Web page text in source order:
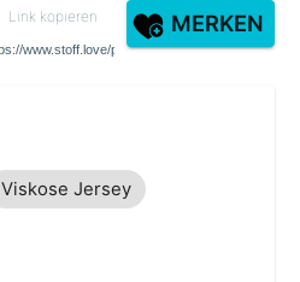
Link kopieren MERKEN
Viskose Jersey